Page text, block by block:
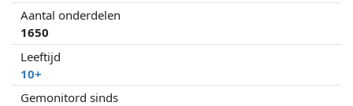
Aantal onderdelen
1650
Leeftijd
10+
Gemonitord sinds